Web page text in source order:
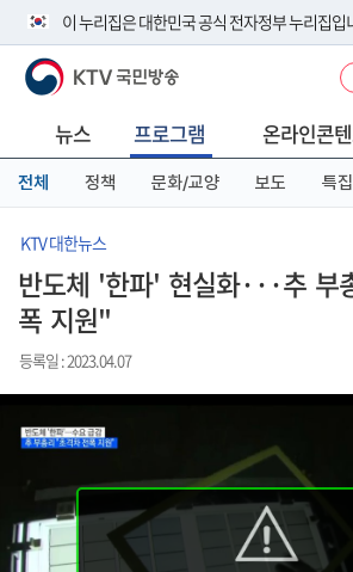
이 누리집은 대한민국 공식 전자정부 누리집입
공식 누리집 주소 확인하기
니다.
이밖에 or.kr 또는 .kr등 다른 도메인 주소를 사
서 도메인 주소를 확인해 보세요
KTV 국민방송
뉴스 프로그램 온라인콘
전체 정책 문화/교양 보도 특집
KTV 대한뉴스
반도체 '한파' 현실화···추 부
폭 지원"
등록일 : 2023.04.07